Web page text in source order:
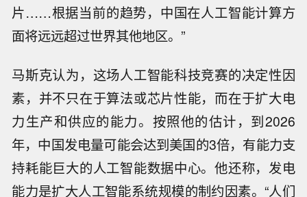
片……根据当前的趋势，中国在人工智能计算方
面将远远超过世界其他地区。”
马斯克认为，这场人工智能科技竞赛的决定性因
素，并不只在于算法或芯片性能，而在于扩大电
力生产和供应的能力。按照他的估计，到2026
年，中国发电量可能会达到美国的3倍，有能力支
持耗能巨大的人工智能数据中心。他还称，发电
能力是扩大人工智能系统规模的制约因素。“人们